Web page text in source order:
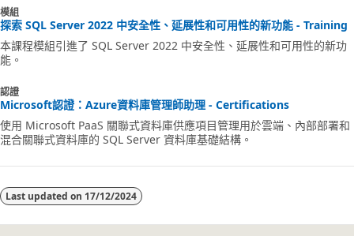
模組
探索 SQL Server 2022 中安全性、延展性和可用性的新功能 - Training
本課程模組引進了 SQL Server 2022 中安全性、延展性和可用性的新功
能。
認證
Microsoft認證：Azure資料庫管理師助理 - Certifications
使用 Microsoft PaaS 關聯式資料庫供應項目管理用於雲端、內部部署和
混合關聯式資料庫的 SQL Server 資料庫基礎結構。
Last updated on 17/12/2024